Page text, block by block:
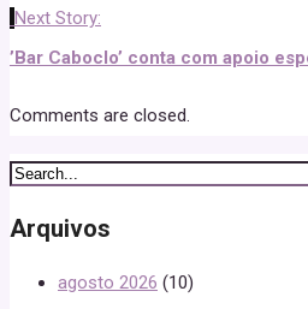
Next Story:
’Bar Caboclo’ conta com apoio
Comments are closed.
Arquivos
agosto 2026 (10)